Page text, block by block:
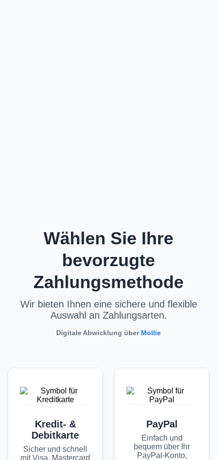
Wählen Sie Ihre
bevorzugte
Zahlungsmethode
Wir bieten Ihnen eine sichere und flexible
Auswahl an Zahlungsarten.
Digitale Abwicklung über Mollie
Kredit- &
Debitkarte
Sicher und schnell
mit Visa, Mastercard
PayPal
Einfach und
bequem über Ihr
PayPal-Konto,